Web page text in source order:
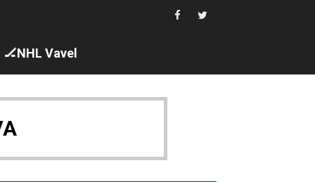
al equipo neutral ruso, llevándose 8 medallas, seis para
en el Grand Slam Mexico
Taddeucci. Ángela Martínez 5ª en 10km
🏒NHL Vavel